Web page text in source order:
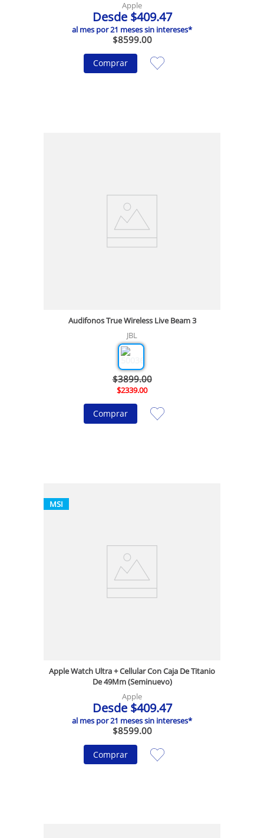
Apple
Desde $409.47
al mes por21 meses sin intereses*
$8599.00
Comprar
Audifonos True Wireless Live Beam 3
JBL
$3899.00
$2339.00
Comprar
MSI
Apple Watch Ultra + Cellular Con Caja De Titanio
De 49Mm (Seminuevo)
Apple
Desde $409.47
al mes por21 meses sin intereses*
$8599.00
Comprar